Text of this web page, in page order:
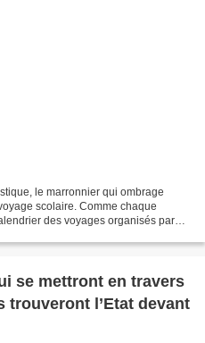
le marronnier qui ombrage
scolaire. Comme chaque
des voyages organisés par
se mettront en travers
trouveront l’Etat devant